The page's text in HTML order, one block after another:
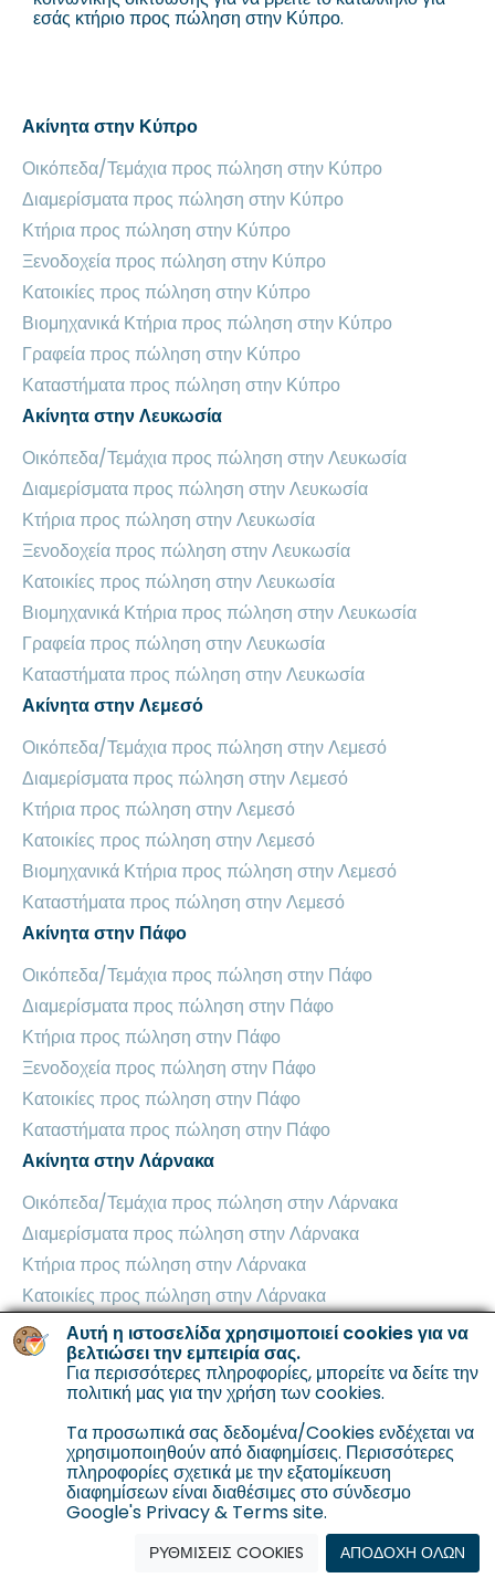
Αυτή η ιστοσελίδα χρησιμοποιεί cookies για να
βελτιώσει την εμπειρία σας.
Για περισσότερες πληροφορίες, μπορείτε να δείτε την
πολιτική μας για την χρήση των cookies.
Tα προσωπικά σας δεδομένα/Cookies ενδέχεται να
χρησιμοποιηθούν από διαφημίσεις. Περισσότερες
πληροφορίες σχετικά με την εξατομίκευση
διαφημίσεων είναι διαθέσιμες στο σύνδεσμο
Google's Privacy & Terms site.
ΡΥΘΜΙΣΕΙΣ COOKIES ΑΠΟΔΟΧΗ ΟΛΩΝ
εσάς κτήριο προς πώληση στην Κύπρο.
Ακίνητα στην Κύπρο
Οικόπεδα/Τεμάχια προς πώληση στην Κύπρο
Διαμερίσματα προς πώληση στην Κύπρο
Κτήρια προς πώληση στην Κύπρο
Ξενοδοχεία προς πώληση στην Κύπρο
Κατοικίες προς πώληση στην Κύπρο
Βιομηχανικά Κτήρια προς πώληση στην Κύπρο
Γραφεία προς πώληση στην Κύπρο
Καταστήματα προς πώληση στην Κύπρο
Ακίνητα στην Λευκωσία
Οικόπεδα/Τεμάχια προς πώληση στην Λευκωσία
Διαμερίσματα προς πώληση στην Λευκωσία
Κτήρια προς πώληση στην Λευκωσία
Ξενοδοχεία προς πώληση στην Λευκωσία
Κατοικίες προς πώληση στην Λευκωσία
Βιομηχανικά Κτήρια προς πώληση στην Λευκωσία
Γραφεία προς πώληση στην Λευκωσία
Καταστήματα προς πώληση στην Λευκωσία
Ακίνητα στην Λεμεσό
Οικόπεδα/Τεμάχια προς πώληση στην Λεμεσό
Διαμερίσματα προς πώληση στην Λεμεσό
Κτήρια προς πώληση στην Λεμεσό
Κατοικίες προς πώληση στην Λεμεσό
Βιομηχανικά Κτήρια προς πώληση στην Λεμεσό
Καταστήματα προς πώληση στην Λεμεσό
Ακίνητα στην Πάφο
Οικόπεδα/Τεμάχια προς πώληση στην Πάφο
Διαμερίσματα προς πώληση στην Πάφο
Κτήρια προς πώληση στην Πάφο
Ξενοδοχεία προς πώληση στην Πάφο
Κατοικίες προς πώληση στην Πάφο
Καταστήματα προς πώληση στην Πάφο
Ακίνητα στην Λάρνακα
Οικόπεδα/Τεμάχια προς πώληση στην Λάρνακα
Διαμερίσματα προς πώληση στην Λάρνακα
Κτήρια προς πώληση στην Λάρνακα
Κατοικίες προς πώληση στην Λάρνακα
Βιομηχανικά Κτήρια προς πώληση στην Λάρνακα
Καταστήματα προς πώληση στην Λάρνακα
Ακίνητα στην Αμμόχωστο
Οικόπεδα/Τεμάχια προς πώληση στην Αμμόχωστο
Διαμερίσματα προς πώληση στην Αμμόχωστο
Κτήρια προς πώληση στην Αμμόχωστο
Κατοικίες προς πώληση στην Αμμόχωστο